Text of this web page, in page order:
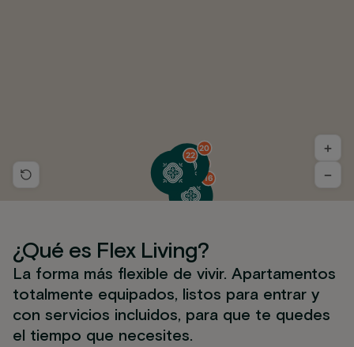
16
20
22
+
−
¿Qué es Flex Living?
La forma más flexible de vivir. Apartamentos
totalmente equipados, listos para entrar y
con servicios incluidos, para que te quedes
el tiempo que necesites.